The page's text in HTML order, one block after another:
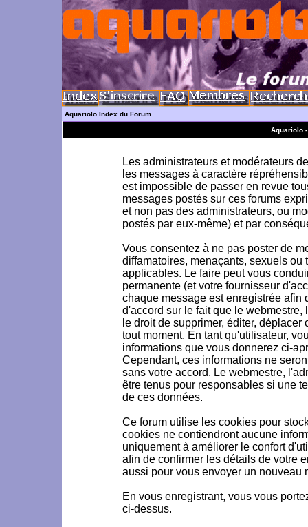
Aquariolo Index du Forum
Aquariolo
Les administrateurs et modérateurs
les messages à caractère
est impossible de passer en revue
messages postés sur ces forums
et non pas des administrateurs, ou
postés par eux-même) et par
Vous consentez à ne pas poster de
diffamatoires, menaçants, sexuels
applicables. Le faire peut vous
permanente (et votre fournisseur
chaque message est enregistrée afin
d'accord sur le fait que le
le droit de supprimer, éditer,
tout moment. En tant qu'utilisateur,
informations que vous donnerez ci-
Cependant, ces informations ne
sans votre accord. Le webmestre,
être tenus pour responsables si une
de ces données.
Ce forum utilise les cookies pour
cookies ne contiendront aucune
uniquement à améliorer le confort
afin de confirmer les détails de votre
aussi pour vous envoyer un nouveau
En vous enregistrant, vous vous
ci-dessus.